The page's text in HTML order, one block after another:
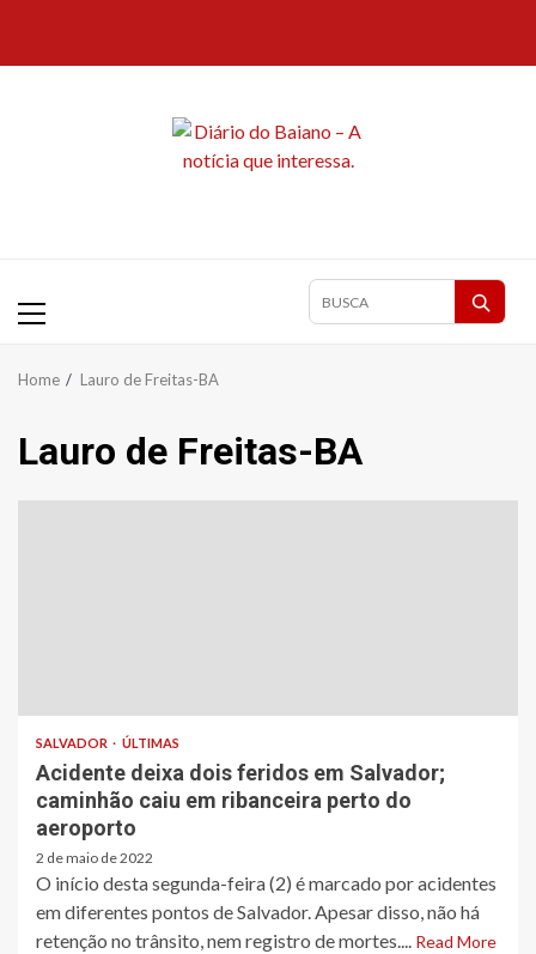
content
Primary
Pesquisar
Home Lauro de Freitas-BA
Lauro de Freitas-BA
SALVADOR ÚLTIMAS
Acidente deixa dois feridos em Salvador;
caminhão caiu em ribanceira perto do
aeroporto
2 de maio de 2022
O início desta segunda-feira (2) é marcado por acidentes
em diferentes pontos de Salvador. Apesar disso, não há
retenção no trânsito, nem registro de mortes.... Read More